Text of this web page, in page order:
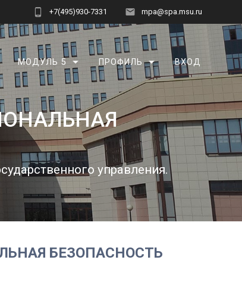
+7(495)930-7331 mpa@spa.msu.ru
МОДУЛЬ 5 ПРОФИЛЬ ВХОД
управления.
БЕЗОПАСНОСТЬ